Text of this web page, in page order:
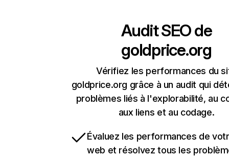
Audit SEO de
goldprice.org
Vérifiez les performances du
goldprice.org grâce à un audit qui
problèmes liés à l'explorabilité, au
aux liens et au codage.
Évaluez les performances de
web et résolvez tous les